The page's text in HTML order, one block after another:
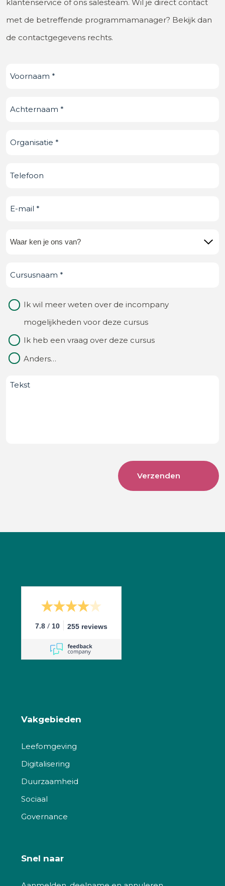
klantenservice of ons salesteam. Wil je direct contact
met de betreffende programmamanager? Bekijk dan
de contactgegevens rechts.
Voornaam (Vereist)
Achternaam (Vereist)
Organisatie(Vereist)
Telefoonnummer
E-
Waar
je
van?
(Vereist)
Cursusnaam (Vereist)
Waarom
contact
Ik wil meer weten over de incompany
mogelijkheden voor deze cursus
Ik heb een vraag over deze cursus
Anders…
Bericht
7.8 / 10 255 reviews
Vakgebieden
Leefomgeving
Digitalisering
Duurzaamheid
Sociaal
Governance
Snel naar